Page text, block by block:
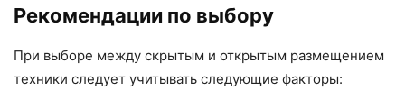
Рекомендации по выбору
При выборе между скрытым и открытым размещением
техники следует учитывать следующие факторы: